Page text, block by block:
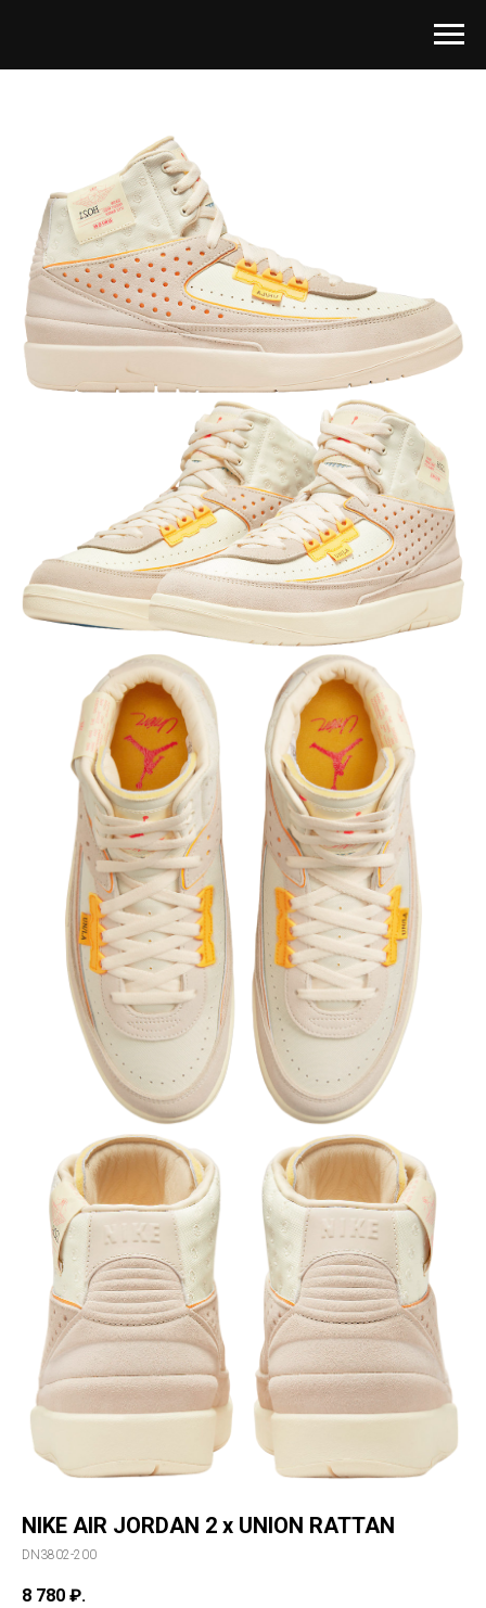
NIKE AIR JORDAN 2 x UNION RATTAN
DN3802-200
8 780 ₽.